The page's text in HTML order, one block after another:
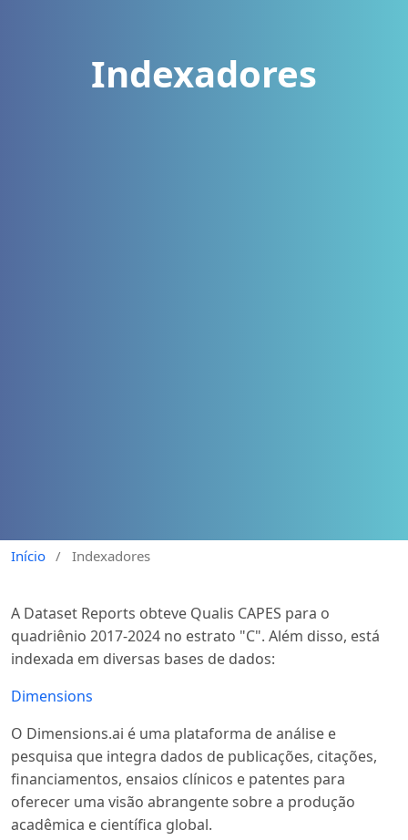
Indexadores
Início / Indexadores
A Dataset Reports obteve Qualis CAPES para o
quadriênio 2017-2024 no estrato "C". Além disso, está
indexada em diversas bases de dados:
Dimensions
O Dimensions.ai é uma plataforma de análise e
pesquisa que integra dados de publicações, citações,
financiamentos, ensaios clínicos e patentes para
oferecer uma visão abrangente sobre a produção
acadêmica e científica global.